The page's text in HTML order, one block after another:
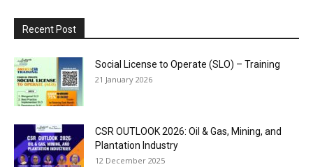
Recent Post
Social License to Operate (SLO) – Training
21 January 2026
CSR OUTLOOK 2026: Oil & Gas, Mining, and
Plantation Industry
12 December 2025